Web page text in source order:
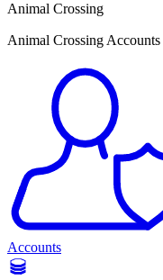
Animal Crossing
Animal Crossing Accounts
Accounts